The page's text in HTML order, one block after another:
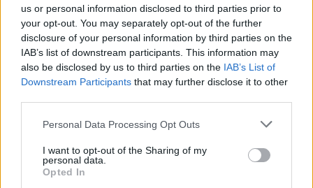
us or personal information disclosed to third parties prior to
your opt-out. You may separately opt-out of the further
disclosure of your personal information by third parties on the
IAB’s list of downstream participants. This information may
also be disclosed by us to third parties on the IAB’s List of
Downstream Participants that may further disclose it to other
Please note that this website/app uses one or more Google
not limited to your visit or usage behaviour. You may click to
grant or deny consent to Google and its third-party tags to
use your data for below specified purposes in below Google
Personal Data Processing Opt Outs
I want to opt-out of the Sharing of my
personal data.
Opted In
Feliratkozom a hírlevélre és elfogadom azadatvédelmi
szabályzatot!
FELIRATKOZÁS